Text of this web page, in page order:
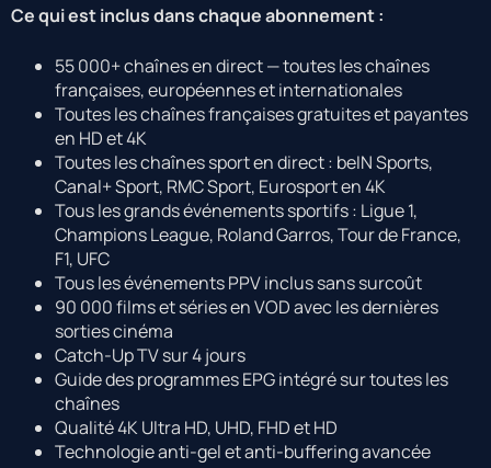
Ce qui est inclus dans chaque abonnement :
55 000+ chaînes en direct — toutes les chaînes
françaises, européennes et internationales
Toutes les chaînes françaises gratuites et payantes
en HD et 4K
Toutes les chaînes sport en direct : beIN Sports,
Canal+ Sport, RMC Sport, Eurosport en 4K
Tous les grands événements sportifs : Ligue 1,
Champions League, Roland Garros, Tour de France,
F1, UFC
Tous les événements PPV inclus sans surcoût
90 000 films et séries en VOD avec les dernières
sorties cinéma
Catch-Up TV sur 4 jours
Guide des programmes EPG intégré sur toutes les
chaînes
Qualité 4K Ultra HD, UHD, FHD et HD
Technologie anti-gel et anti-buffering avancée